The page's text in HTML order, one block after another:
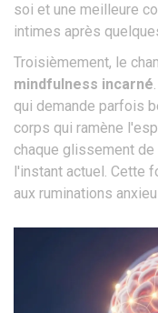
soi et une meilleure
intimes après
Troisièmement, le
mindfulness incarné
qui demande parfois
corps qui ramène
chaque glissement
l'instant actuel. Cette
aux ruminations